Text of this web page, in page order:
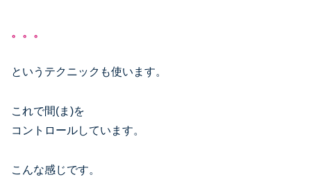
。。。
というテクニックも使います。
これで間(ま)を
コントロールしています。
こんな感じです。